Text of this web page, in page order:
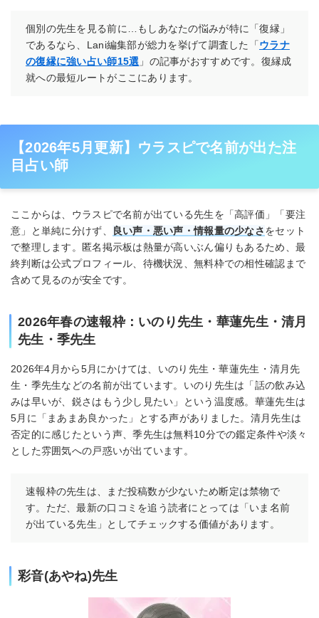
個別の先生を見る前に…もしあなたの悩みが特に「復縁」
であるなら、Lani編集部が総力を挙げて調査した「ウラナ
の復縁に強い占い師15選 」の記事がおすすめです。復縁成
就への最短ルートがここにあります。
【2026年5月更新】ウラスピで名前が出た注
目占い師
ここからは、ウラスピで名前が出ている先生を「高評価」「要注
意」と単純に分けず、
良い声・悪い声・情報量の少なさをセット
で整理します。匿名掲示板は熱量が高いぶん偏りもあるため、最
終判断は公式プロフィール、待機状況、無料枠での相性確認まで
含めて見るのが安全です。
2026年春の速報枠：いのり先生・華蓮先生・清月
先生・季先生
2026年4月から5月にかけては、いのり先生・華蓮先生・清月先
生・季先生などの名前が出ています。いのり先生は「話の飲み込
みは早いが、鋭さはもう少し見たい」という温度感。華蓮先生は
5月に「まあまあ良かった」とする声がありました。清月先生は
否定的に感じたという声、季先生は無料10分での鑑定条件や淡々
とした雰囲気への戸惑いが出ています。
速報枠の先生は、まだ投稿数が少ないため断定は禁物で
す。ただ、最新の口コミを追う読者にとっては「いま名前
が出ている先生」としてチェックする価値があります。
彩音(あやね)先生